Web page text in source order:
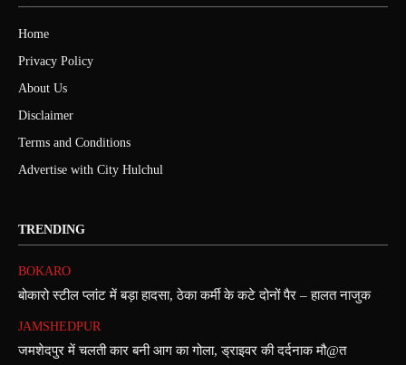
Home
Privacy Policy
About Us
Disclaimer
Terms and Conditions
Advertise with City Hulchul
TRENDING
BOKARO
बोकारो स्टील प्लांट में बड़ा हादसा, ठेका कर्मी के कटे दोनों पैर – हालत नाजुक
JAMSHEDPUR
जमशेदपुर में चलती कार बनी आग का गोला, ड्राइवर की दर्दनाक मौ@त